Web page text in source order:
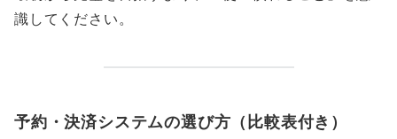
識してください。
予約・決済システムの選び方（比較表付き）